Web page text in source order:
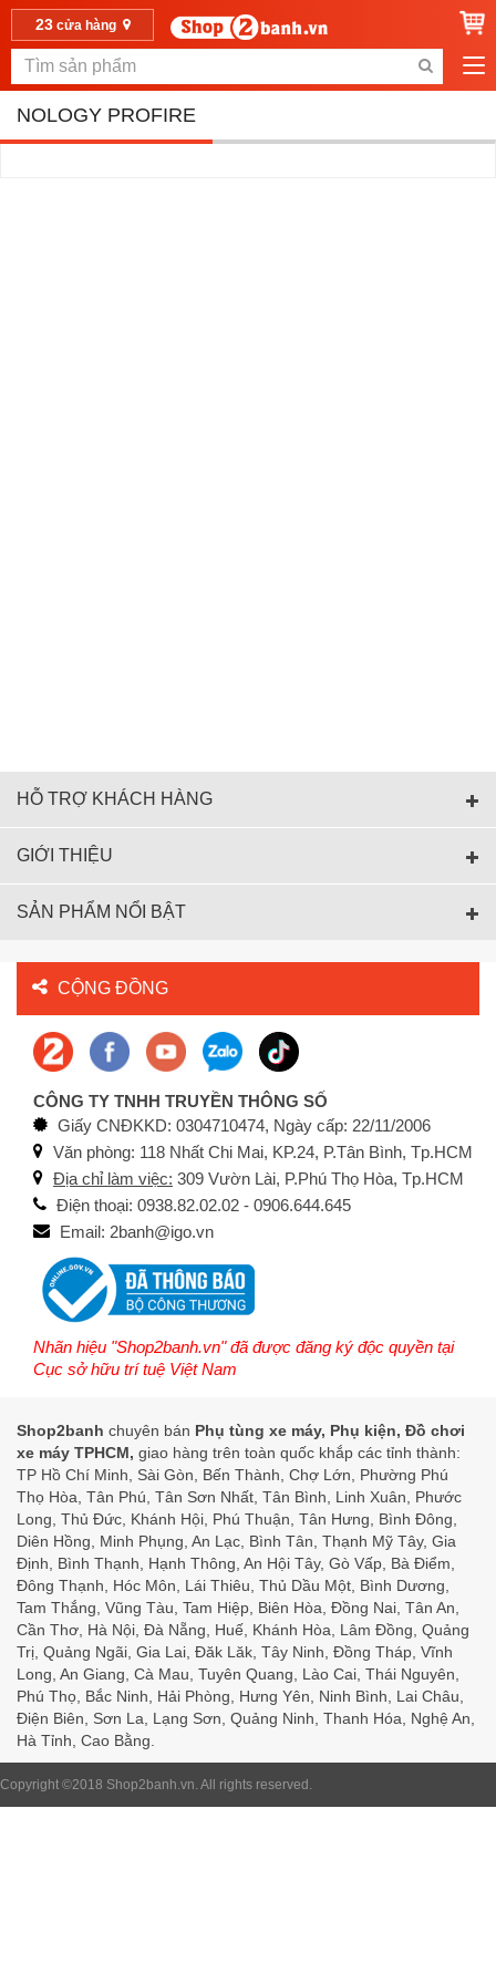
23cửa hàng
NOLOGY PROFIRE
HỖ TRỢ KHÁCH HÀNG
GIỚI THIỆU
SẢN PHẨM NỔI BẬT
CỘNG ĐỒNG
CÔNG TY TNHH TRUYỀN THÔNG SỐ
Giấy CNĐKKD: 0304710474, Ngày cấp: 22/11/2006
Văn phòng: 118 Nhất Chi Mai, KP.24, P.Tân Bình, Tp.HCM
Địa chỉ làm việc: 309 Vườn Lài, P.Phú Thọ Hòa, Tp.HCM
Điện thoại: 0938.82.02.02 - 0906.644.645
Email: 2banh@igo.vn
Nhãn hiệu "Shop2banh.vn" đã được đăng ký độc quyền tại
Cục sở hữu trí tuệ Việt Nam
Shop2banh chuyên bán Phụ tùng xe máy, Phụ kiện, Đồ chơi
xe máy TPHCM, giao hàng trên toàn quốc khắp các tỉnh thành:
TP Hồ Chí Minh, Sài Gòn, Bến Thành, Chợ Lớn, Phường Phú
Thọ Hòa, Tân Phú, Tân Sơn Nhất, Tân Bình, Linh Xuân, Phước
Long, Thủ Đức, Khánh Hội, Phú Thuận, Tân Hưng, Bình Đông,
Diên Hồng, Minh Phụng, An Lạc, Bình Tân, Thạnh Mỹ Tây, Gia
Định, Bình Thạnh, Hạnh Thông, An Hội Tây, Gò Vấp, Bà Điểm,
Đông Thạnh, Hóc Môn, Lái Thiêu, Thủ Dầu Một, Bình Dương,
Tam Thắng, Vũng Tàu, Tam Hiệp, Biên Hòa, Đồng Nai, Tân An,
Cần Thơ, Hà Nội, Đà Nẵng, Huế, Khánh Hòa, Lâm Đồng, Quảng
Trị, Quảng Ngãi, Gia Lai, Đăk Lăk, Tây Ninh, Đồng Tháp, Vĩnh
Long, An Giang, Cà Mau, Tuyên Quang, Lào Cai, Thái Nguyên,
Phú Thọ, Bắc Ninh, Hải Phòng, Hưng Yên, Ninh Bình, Lai Châu,
Điện Biên, Sơn La, Lạng Sơn, Quảng Ninh, Thanh Hóa, Nghệ An,
Hà Tỉnh, Cao Bằng.
Copyright ©2018 Shop2banh.vn. All rights reserved.